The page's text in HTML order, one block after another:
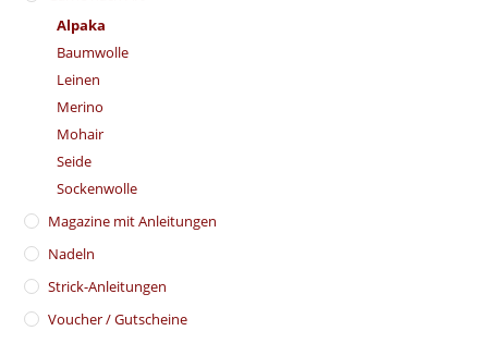
Alpaka
Baumwolle
Leinen
Merino
Mohair
Seide
Sockenwolle
Magazine mit Anleitungen
Nadeln
Strick-Anleitungen
Voucher / Gutscheine